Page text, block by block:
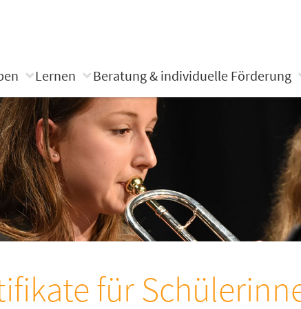
Lernen Beratung & individuelle Förderung
für